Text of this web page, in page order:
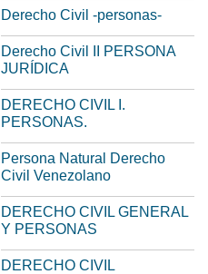
Derecho Civil -personas-
Derecho Civil II PERSONA
JURÍDICA
DERECHO CIVIL I.
PERSONAS.
Persona Natural Derecho
Civil Venezolano
DERECHO CIVIL GENERAL
Y PERSONAS
DERECHO CIVIL